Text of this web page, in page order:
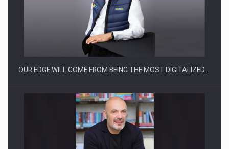
Producatorii si comerciantii care nu se supun noilor
OUR EDGE WILL COME FROM BEING THE MOST DIGITALIZED…